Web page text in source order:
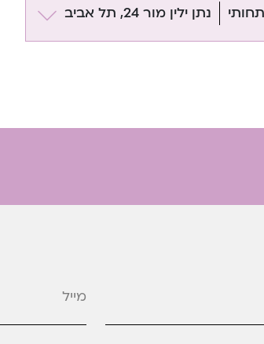
נתן ילין מור 24, תל אביב